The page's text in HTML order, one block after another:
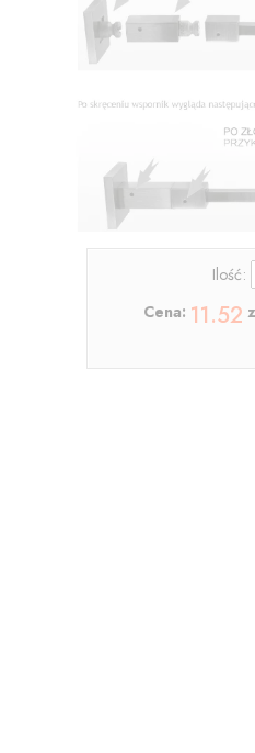
Ilość:
Cena: 11.52